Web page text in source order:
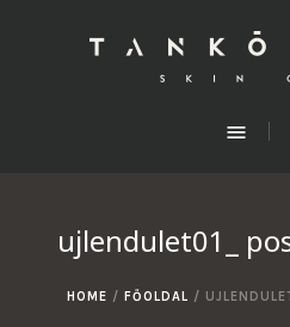
ujlendulet01_
HOME / FŐOLDAL /